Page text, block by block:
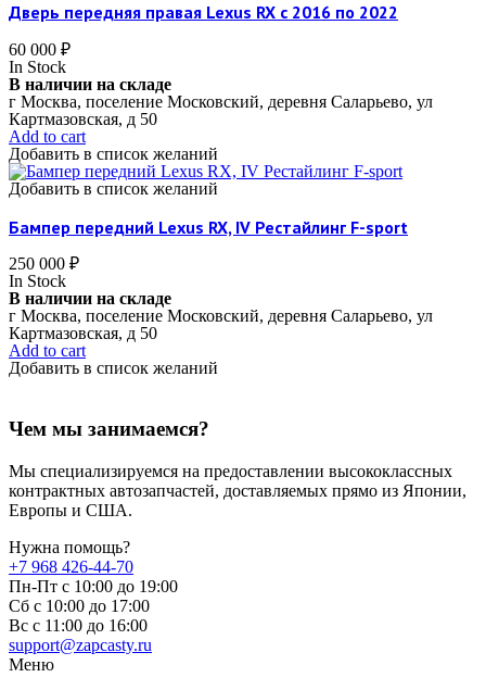
Дверь передняя правая Lexus RX c 2016 по 2022
60 000 ₽
In Stock
В наличии на складе
г Москва, поселение Московский, деревня Саларьево, ул
Картмазовская, д 50
Add to cart
Добавить в список желаний
Добавить в список желаний
Бампер передний Lexus RX, IV Рестайлинг F-sport
250 000 ₽
In Stock
В наличии на складе
г Москва, поселение Московский, деревня Саларьево, ул
Картмазовская, д 50
Add to cart
Добавить в список желаний
Чем мы занимаемся?
Мы специализируемся на предоставлении высококлассных
контрактных автозапчастей, доставляемых прямо из Японии,
Европы и США.
Нужна помощь?
+7 968 426-44-70
Пн-Пт с 10:00 до 19:00
Сб с 10:00 до 17:00
Вс c 11:00 до 16:00
support@zapcasty.ru
Меню